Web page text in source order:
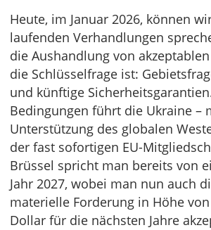
Heute, im Januar 2026, können
laufenden Verhandlungen
die Aushandlung von
die Schlüsselfrage ist:
und künftige
Bedingungen führt die Ukraine –
Unterstützung des globalen
der fast sofortigen EU-
Brüssel spricht man bereits von
Jahr 2027, wobei man nun auch
materielle Forderung in Höhe
Dollar für die nächsten Jahre